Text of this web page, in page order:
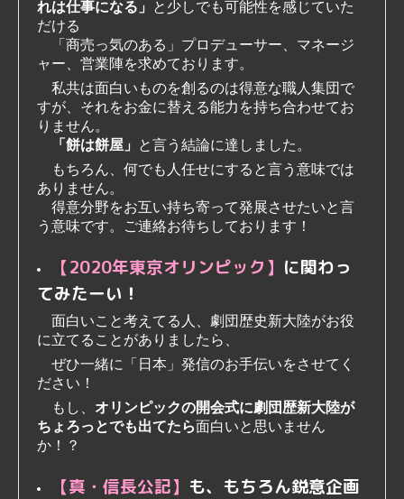
れは仕事になる」
と少しでも可能性を感じていた
だける
「商売っ気のある」プロデューサー、マネージ
ャー、営業陣を求めております。
私共は面白いものを創るのは得意な職人集団で
すが、それをお金に替える能力を持ち合わせてお
りません。
「餅は餅屋」
と言う結論に達しました。
もちろん、何でも人任せにすると言う意味では
ありません。
得意分野をお互い持ち寄って発展させたいと言
う意味です。
ご連絡お待ちしております！
【2020年東京オリンピック】 に関わっ
てみたーい！
面白いこと考えてる人、劇団歴史新大陸がお役
に立てることがありましたら、
ぜひ一緒に「日本」発信のお手伝いをさせてく
ださい！
もし、 オリンピックの開会式に劇団歴新大陸が
ちょろっとでも出てたら面白いと思いません
か！？
【真・信長公記】 も、もちろん鋭意企画